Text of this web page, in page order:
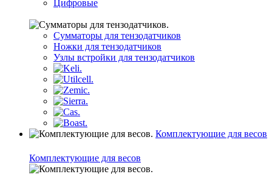
Цифровые
Сумматоры для тензодатчиков
Ножки для тензодатчиков
Узлы встройки для тензодатчиков
Комплектующие для весов
Комплектующие для весов